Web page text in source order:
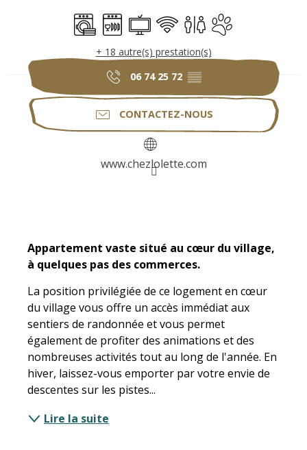
Lave lingeLave vaisselle
Télévision
WiFi ToilettesAnimaux acceptés
+ 18 autre(s) prestation(s)
06 74 25 72 ▒▒
CONTACTEZ-NOUS
www.chezlolette.com
Appartement vaste situé au cœur du village,
à quelques pas des commerces.
La position privilégiée de ce logement en cœur
du village vous offre un accès immédiat aux
sentiers de randonnée et vous permet
également de profiter des animations et des
nombreuses activités tout au long de l'année. En
hiver, laissez-vous emporter par votre envie de
descentes sur les pistes...
Lire la suite